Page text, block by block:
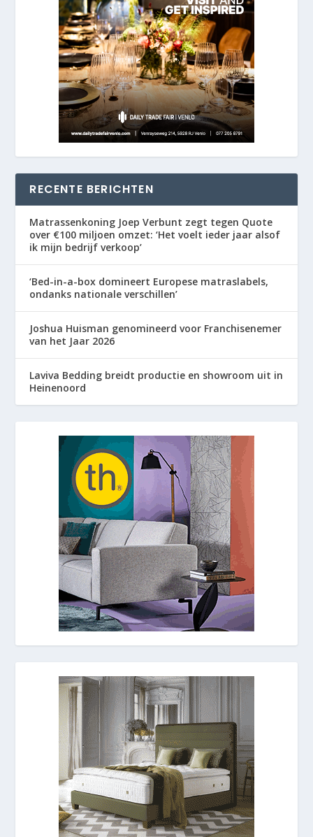
RECENTE BERICHTEN
Matrassenkoning Joep Verbunt zegt tegen Quote
over €100 miljoen omzet: ‘Het voelt ieder jaar alsof
ik mijn bedrijf verkoop’
‘Bed-in-a-box domineert Europese matraslabels,
ondanks nationale verschillen’
Joshua Huisman genomineerd voor Franchisenemer
van het Jaar 2026
Laviva Bedding breidt productie en showroom uit in
Heinenoord